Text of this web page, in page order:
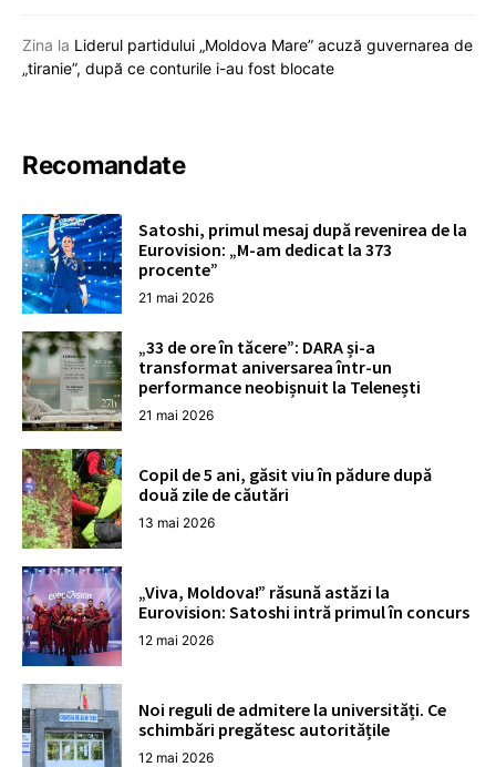
Zina la Liderul partidului „Moldova Mare” acuză guvernarea de
„tiranie”, după ce conturile i-au fost blocate
Recomandate
Satoshi, primul mesaj după revenirea de la
Eurovision: „M-am dedicat la 373
procente”
21 mai 2026
„33 de ore în tăcere”: DARA și-a
transformat aniversarea într-un
performance neobișnuit la Telenești
21 mai 2026
Copil de 5 ani, găsit viu în pădure după
două zile de căutări
13 mai 2026
„Viva, Moldova!” răsună astăzi la
Eurovision: Satoshi intră primul în concurs
12 mai 2026
Noi reguli de admitere la universități. Ce
schimbări pregătesc autoritățile
12 mai 2026